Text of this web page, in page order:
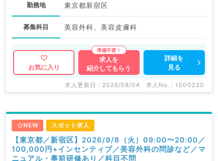
勤務地 東京都新宿区
募集科目 美容外科、美容皮膚科
お気に入り
求人を
紹介してもらう
詳細を
見る
求人更新日 : 2026/08/04 求人No. : 1000230
NEW スポット求人
【東京都／新宿区】2026/9/8（火）09:00〜20:00／
100,000円+インセンティブ／美容外科の問診など／マ
ニュアル・事前研修あり／科目不問